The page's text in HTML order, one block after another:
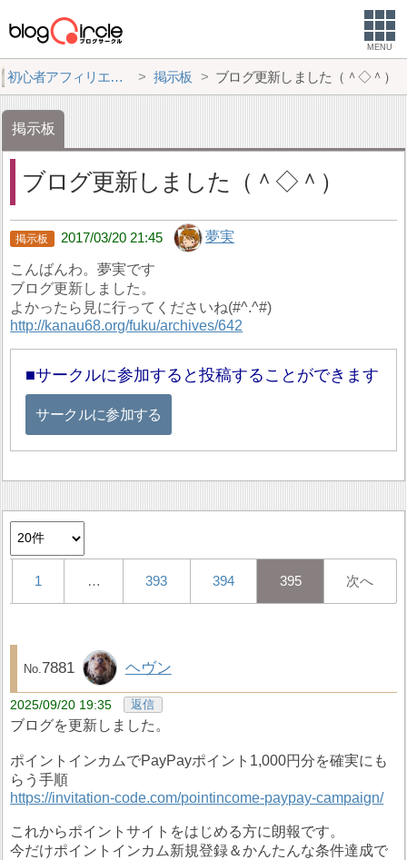
MENU
初心者アフィリエイター♪♪ 掲示板 ブログ更新しました（＾◇＾）
掲示板
ブログ更新しました（＾◇＾）
2017/03/20 21:45 夢実
こんばんわ。夢実です
ブログ更新しました。
よかったら見に行ってくださいね(#^.^#)
http://kanau68.org/fuku/archives/642
サークルに参加すると投稿することができます
サークルに参加する
1 … 393 394 395 次へ
7881 ヘヴン
2025/09/20 19:35 返信
ブログを更新しました。
ポイントインカムでPayPayポイント1,000円分を確実にも
らう手順
https://invitation-code.com/pointincome-paypay-campaign/
これからポイントサイトをはじめる方に朗報です。
今だけポイントインカム新規登録＆かんたんな条件達成で